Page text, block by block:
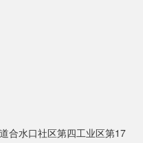
合水口社区第四工业区第17